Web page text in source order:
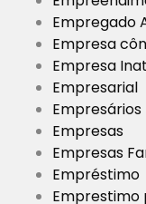
Empregado
Empresa
Empresa
Empresarial
Empresários
Empresas
Empresas
Empréstimo